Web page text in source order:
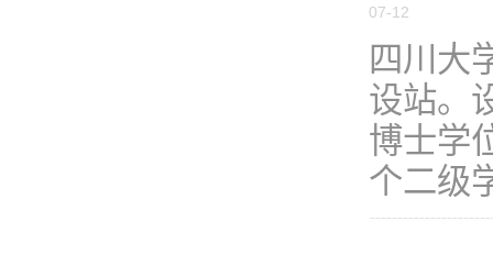
07-12
四川大
设站。
博士学
个二级